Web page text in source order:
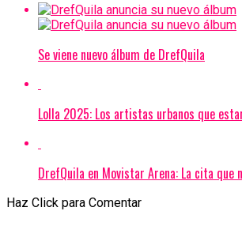
Se viene nuevo álbum de DrefQuila
Lolla 2025: Los artistas urbanos que
DrefQuila en Movistar Arena: La cita que
Haz Click para Comentar